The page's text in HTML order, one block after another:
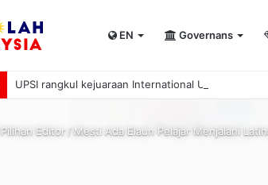
EN Governans
UPSI rangkul kejuaraan International University
Pilihan Editor /Mesti Ada Elaun Pelajar Menjalani